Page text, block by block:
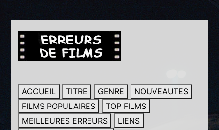
ACCUEIL TITRE GENRE
NOUVEAUTES
FILMS POPULAIRES
TOP FILMS
MEILLEURES ERREURS
LIENS